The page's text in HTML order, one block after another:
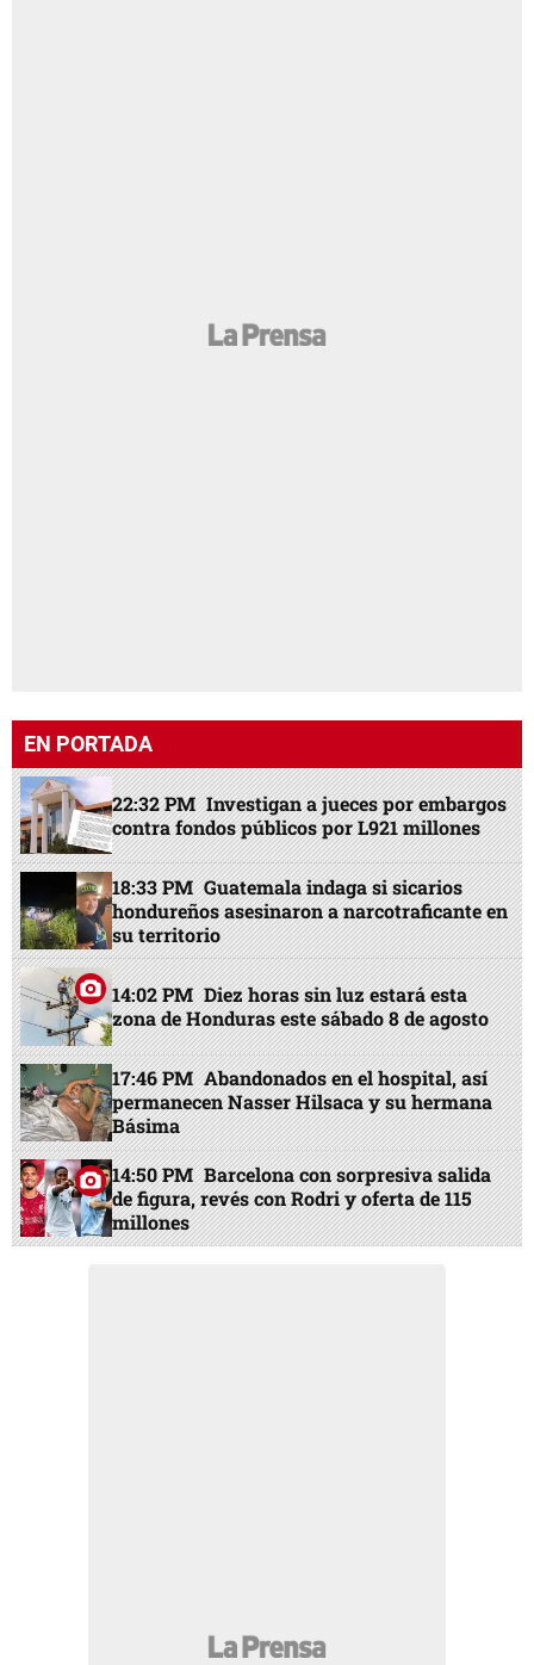
EN PORTADA
22:32 PM Investigan a jueces por embargos
contra fondos públicos por L921 millones
18:33 PM Guatemala indaga si sicarios
hondureños asesinaron a narcotraficante en
su territorio
14:02 PM Diez horas sin luz estará esta
zona de Honduras este sábado 8 de agosto
17:46 PM Abandonados en el hospital, así
permanecen Nasser Hilsaca y su hermana
Básima
14:50 PM Barcelona con sorpresiva salida
de figura, revés con Rodri y oferta de 115
millones